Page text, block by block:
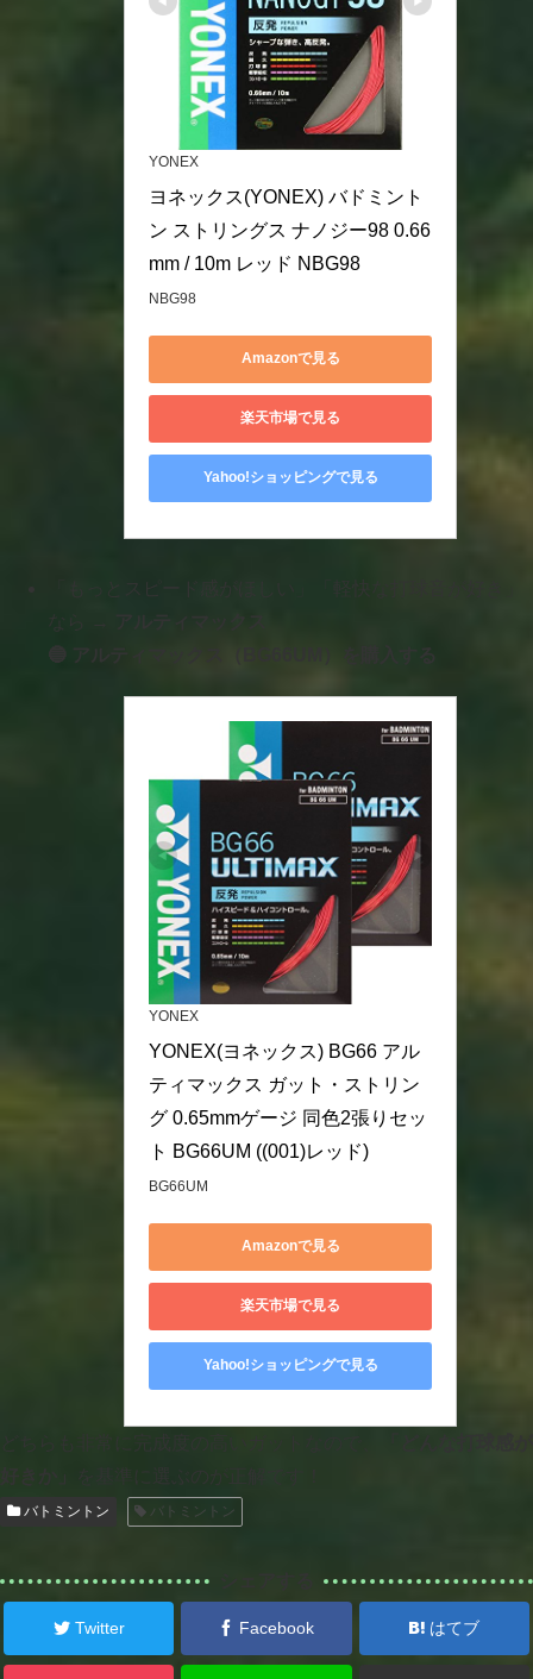
YONEX
ヨネックス(YONEX) バドミント
ン ストリングス ナノジー98 0.66
mm / 10m レッド NBG98
NBG98
Amazonで見る
楽天市場で見る
Yahoo!ショッピングで見る
🔵 アルティマックス（BG66UM）を購入する
YONEX
YONEX(ヨネックス) BG66 アル
ティマックス ガット・ストリン
グ 0.65mmゲージ 同色2張りセッ
ト BG66UM ((001)レッド)
BG66UM
Amazonで見る
楽天市場で見る
Yahoo!ショッピングで見る
バトミントン バトミントン
Twitter Facebook はてブ